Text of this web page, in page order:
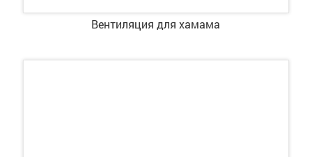
Вентиляция для хамама